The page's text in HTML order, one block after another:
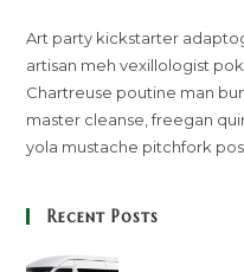
Art party kickstarter
artisan meh vexillologist
Chartreuse poutine man
master cleanse, freegan
yola mustache pitchfork
Recent Posts